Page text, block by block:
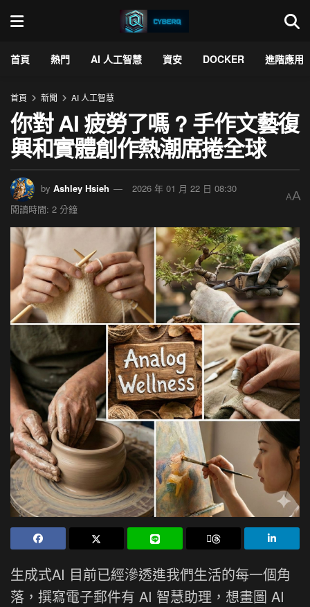
首頁 熱門 AI 人工智慧 資安 DOCKER 進階應用
首頁 新聞 AI 人工智慧
你對 AI 疲勞了嗎 ? 手作文藝復
興和實體創作熱潮席捲全球
by Ashley Hsieh
2026 年 01 月 22 日 08:30
閱讀時間: 2 分鐘
AA
生成式AI 目前已經滲透進我們生活的每一個角
落，撰寫電子郵件有 AI 智慧助理，想畫圖 AI